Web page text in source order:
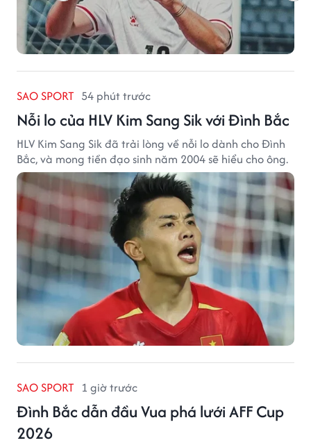
SAO SPORT 54 phút trước
Nỗi lo của HLV Kim Sang Sik với Đình Bắc
HLV Kim Sang Sik đã trải lòng về nỗi lo dành cho Đình
Bắc, và mong tiền đạo sinh năm 2004 sẽ hiểu cho ông.
SAO SPORT 1 giờ trước
Đình Bắc dẫn đầu Vua phá lưới AFF Cup
2026